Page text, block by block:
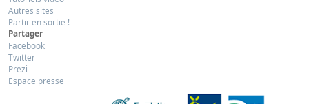
Autres sites
Partir en sortie !
Partager
Facebook
Twitter
Prezi
Espace presse